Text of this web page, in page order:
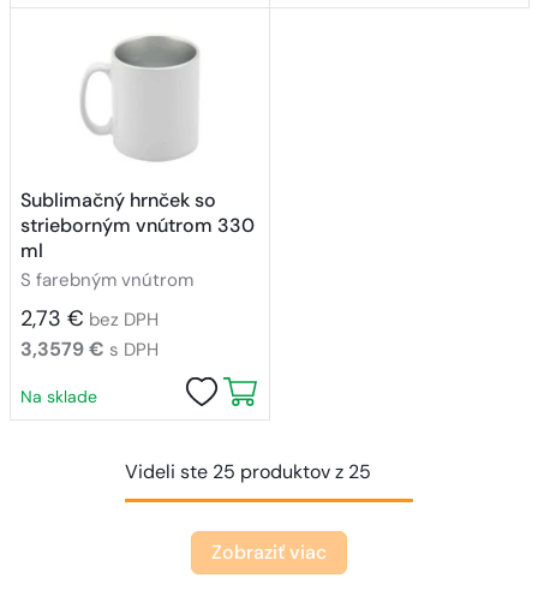
Sublimačný hrnček so
strieborným vnútrom 330
ml
S farebným vnútrom
2,73 € bez DPH
3,3579 € s DPH
Na sklade
Videli ste 25 produktov z 25
Zobraziť viac